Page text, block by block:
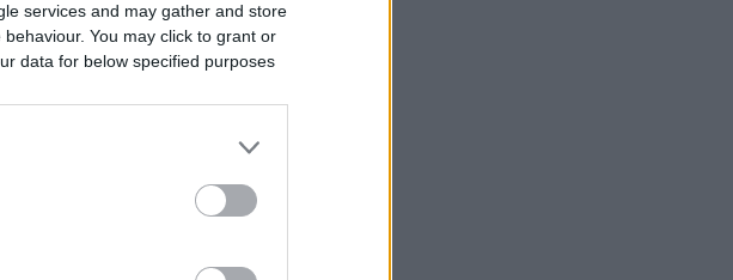
services and may gather and store
You may click to grant or
data for below specified purposes